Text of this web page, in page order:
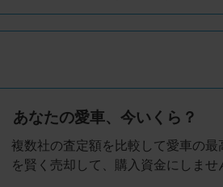
あなたの愛車、今いくら？
複数社の査定額を比較して愛車の最
を賢く売却して、購入資金にしませ